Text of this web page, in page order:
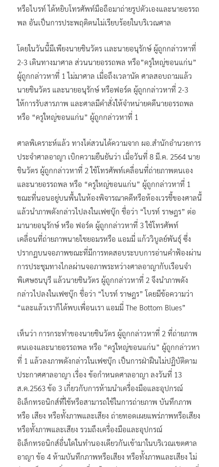
หรือไบรท์ ได้หยิบโทรศัพท์มือถือมาถ่ายรูปตัวเองและนายอรรถ
พล อันเป็นการประพฤติตนไม่เรียบร้อยในบริเวณศาล
โดยในวันนี้มีเพียงนายชินวัตร เเละนายอนุรักษ์ ผู้ถูกกล่าวหาที่
2-3 เดินทางมาศาล ส่วนนายอรรถพล หรือ”ครูใหญ่ขอนแก่น”
ผู้ถูกกล่าวหาที่ 1 ไม่มาศาล เมื่อถึงเวลานัด ศาลสอบถามแล้ว
นายชินวัตร และนายอนุรักษ์ หรือฟอร์ด ผู้ถูกกล่าวหาที่ 2-3
ให้การรับสารภาพ และศาลมีคำสั่งให้จำหน่ายคดีนายอรรถพล
หรือ “ครูใหญ่ขอนแก่น” ผู้ถูกกล่าวหาที่ 1
ศาลพิเคราะห์แล้ว ทางไต่สวนได้ความจาก ผอ.สำนักอำนวยการ
ประจำศาลอาญา เบิกความยืนยันว่า เมื่อวันที่ 8 มี.ค. 2564 นาย
ชินวัตร ผู้ถูกกล่าวหาที่ 2 ใช้โทรศัพท์เคลื่อนที่ถ่ายภาพตนเอง
และนายอรรถพล หรือ “ครูใหญ่ขอนแก่น” ผู้ถูกกล่าวหาที่ 1
ขณะที่นอนอยู่บนพื้นในห้องพิจารณาคดีหรือห้องเวรชี้ของศาลนี้
แล้วนำภาพดังกล่าวไปลงในเฟซบุ๊ก ชื่อว่า “ไบรท์ ราษฎร” ต่อ
มานายอนุรักษ์ หรือ ฟอร์ด ผู้ถูกกล่าวหาที่ 3 ใช้โทรศัพท์
เคลื่อนที่ถ่ายภาพนายไชยอมรหรือ แอมมี่ แก้ววิบูลย์พันธุ์ ซึ่ง
ปรากฏบนจอภาพขณะที่มีการทดสอบระบบการอ่านคำฟ้องผ่าน
การประชุมทางไกลผ่านจอภาพระหว่างศาลอาญากับเรือนจำ
พิเศษธนบุรี แล้วนายชินวัตร ผู้ถูกกล่าวหาที่ 2 จึงนำภาพดัง
กล่าวไปลงในเฟซบุ๊ก ชื่อว่า “ไบรท์ ราษฎร” โดยมีข้อความว่า
“และแล้วเราก็ได้พบเพื่อนเรา แอมมี่ The Bottom Blues”
เห็นว่า การกระทำของนายชินวัตร ผู้ถูกกล่าวหาที่ 2 ที่ถ่ายภาพ
ตนเองและนายอรรถพล หรือ “ครูใหญ่ขอนแก่น” ผู้ถูกกล่าวหา
ที่ 1 แล้วลงภาพดังกล่าวในเฟซบุ๊ก เป็นการฝ่าฝืนไม่ปฏิบัติตาม
ประกาศศาลอาญา เรื่อง ข้อกำหนดศาลอาญา ลงวันที่ 13
ส.ค.2563 ข้อ 3 เกี่ยวกับการห้ามนำเครื่องมือและอุปกรณ์
อิเล็กทรอนิกส์ที่ใช้หรือสามารถใช้ในการถ่ายภาพ บันทึกภาพ
หรือ เสียง หรือทั้งภาพและเสียง ถ่ายทอดเผยแพร่ภาพหรือเสียง
หรือทั้งภาพและเสียง รวมถึงเครื่องมือและอุปกรณ์
อิเล็กทรอนิกส์อื่นใดในทำนองเดียวกันเข้ามาในบริเวณเขตศาล
อาญา ข้อ 4 ห้ามบันทึกภาพหรือเสียง หรือทั้งภาพและเสียง ไม่